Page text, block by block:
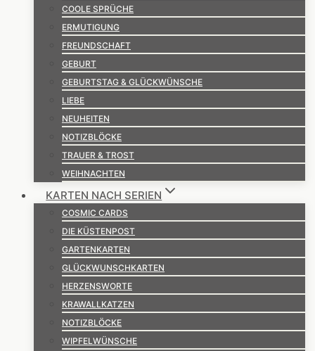
COOLE SPRÜCHE
ERMUTIGUNG
FREUNDSCHAFT
GEBURT
GEBURTSTAG & GLÜCKWÜNSCHE
LIEBE
NEUHEITEN
NOTIZBLÖCKE
TRAUER & TROST
WEIHNACHTEN
KARTEN NACH SERIEN
COSMIC CARDS
DIE KÜSTENPOST
GARTENKARTEN
GLÜCKWUNSCHKARTEN
HERZENSWORTE
KRAWALLKATZEN
NOTIZBLÖCKE
WIPFELWÜNSCHE